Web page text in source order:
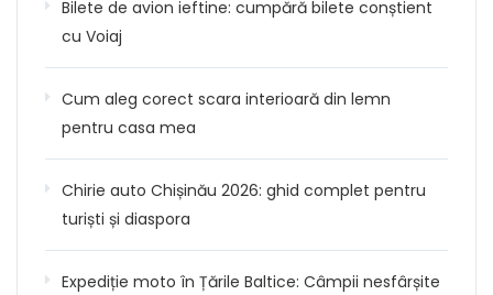
Bilete de avion ieftine: cumpără bilete conștient
cu Voiaj
Cum aleg corect scara interioară din lemn
pentru casa mea
Chirie auto Chișinău 2026: ghid complet pentru
turiști și diaspora
Expediție moto în Țările Baltice: Câmpii nesfârșite